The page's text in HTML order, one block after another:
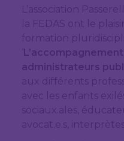
L’association
la FEDAS ont le
formation
administrateurs
aux différents
avec les enfants
sociaux.ales,
avocat.e.s,